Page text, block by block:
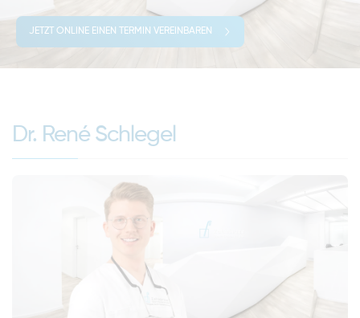
JETZT ONLINE EINEN TERMIN VEREINBAREN
Dr. René Schlegel